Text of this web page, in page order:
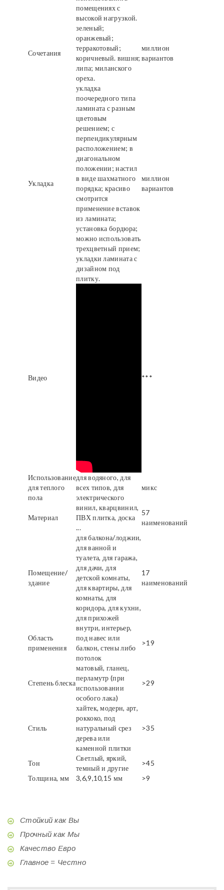
помещениях с
высокой нагрузкой.
Сочетания
зеленый;
оранжевый;
терракотовый;
коричневый. вишня;
липа; миланского
ореха.
миллион
вариантов
Укладка
укладка
поочередного типа
ламината с разным
цветовым
решением; с
перпендикулярным
расположением; в
диагональном
положении; настил
в виде шахматного
порядка; красиво
смотрится
применение вставок
из ламината;
установка бордюра;
можно использовать
трехцветный прием;
укладки ламината с
дизайном под
плитку.
миллион
вариантов
Видео ***
Использование
для теплого
пола
для водяного, для
всех типов, для
электрического
микс
Материал
винил, кварцвинил,
ПВХ плитка, доска
...
57
наименований
Помещение/
здание
для балкона/лоджии,
для ванной и
туалета, для гаража,
для дачи, для
детской комнаты,
для квартиры, для
комнаты, для
коридора, для кухни,
для прихожей
17
наименований
Область
применения
внутри, интерьер,
под навес или
балкон, стены либо
потолок
>19
Степень блеска
матовый, гланец,
перламутр (при
использовании
особого лака)
>29
Стиль
хайтек, модерн, арт,
роккоко, под
натуральный срез
дерева или
каменной плитки
>35
Тон
Светлый, яркий,
темный и другие
>45
Толщина, мм
3,6,9,10,15 мм >9
Стойкий как Вы
Прочный как Мы
Качество Евро
Главное = Честно